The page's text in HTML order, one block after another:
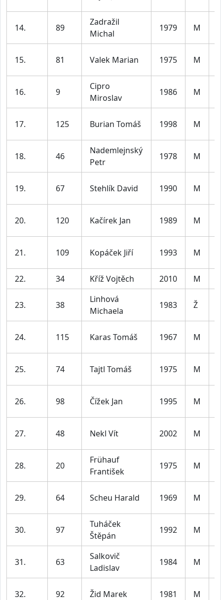
14. 89
Zadražil
Michal
1979 M
15. 81 Valek Marian 1975 M
16. 9
Cipro
Miroslav
1986 M
17. 125 Burian Tomáš 1998 M
18. 46
Nademlejnský
Petr
1978 M
19. 67 Stehlík David 1990 M
20. 120 Kačírek Jan 1989 M
21. 109 Kopáček Jiří 1993 M
22.
34 Kříž Vojtěch 2010 M
23. 38
Linhová
Michaela
1983 Ž
24. 115 Karas Tomáš 1967 M
25. 74 Tajtl Tomáš 1975 M
26. 98 Čížek Jan 1995 M
27. 48 Nekl Vít 2002 M
28. 20
Frühauf
František
1975 M
29. 64 Scheu Harald 1969 M
30. 97
Tuháček
Štěpán
1992 M
31. 63
Salkovič
Ladislav
1984 M
32. 92 Žid Marek 1981 M